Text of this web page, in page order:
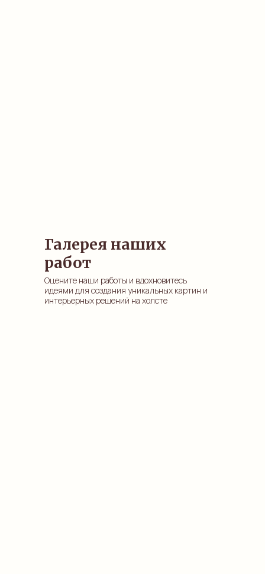
Галерея наших
работ
Оцените наши работы и вдохновитесь
идеями для создания уникальных картин и
интерьерных решений на холсте